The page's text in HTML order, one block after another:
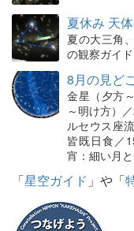
夏休み 天
夏の大三角
の観察ガイド
8月の見ど
金星（夕方
～明け方）
ルセウス座
皆既日食／
宵：細い月
「星空ガイド 」や「